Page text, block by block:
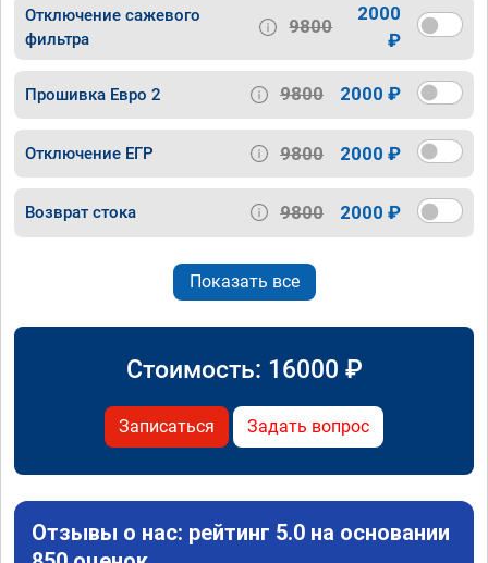
Отключение сажевого
фильтра
9800
2000
₽
Прошивка Евро 2 9800 2000 ₽
Отключение ЕГР 9800 2000 ₽
Возврат стока 9800 2000 ₽
Показать все
Стоимость: 16000 ₽
Записаться Задать вопрос
Отзывы о нас: рейтинг 5.0 на основании